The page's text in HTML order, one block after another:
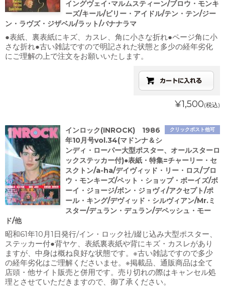
イングヴェイ･マルムスティーン/ブロウ・モンキ
ーズ/キール/ビリー・アイドル/テン・テン/ジー
ン・ラヴズ・ジザベル/ラット/バナナラマ
●表紙、裏表紙にキズ、カスレ、角に小さな折れ●ページ角に小
さな折れ●古い雑誌ですので明記された状態と多少の経年劣化
にご理解の上で注文をお願いいたします。
¥1,500(税込)
クリックポスト他可
インロック(INROCK) 1986
年10月号vol.34(マドンナ＆シ
ンディ・ローパー大型ポスター、オールスターロ
ックステッカー付)●表紙・特集=チャーリー・セ
スクトン/a-ha/デイヴィッド・リー・ロス/ブロ
ウ・モンキーズ/ペット・ショップ・ボーイズ/ボ
ーイ・ジョージ/ボン・ジョヴィ/アクセプト/ポ
ール・キング/デヴィッド・シルヴィアン/Mr.ミ
スター/デュラン・デュラン/デペッシュ・モー
ド/他
昭和61年10月1日発行/イン・ロック社/綴じ込み大型ポスター、
ステッカー付●背ヤケ、表紙裏表紙や背にキズ・カスレがあり
ますが、中身は概ね良好な状態です。※古い雑誌ですので多少
の経年劣化はご理解くださいませ。※掲載品、通販商品は全て
店頭・他サイト販売と併用です。売り切れの際はキャンセル処
理とさせていただきますので、御了承ください。